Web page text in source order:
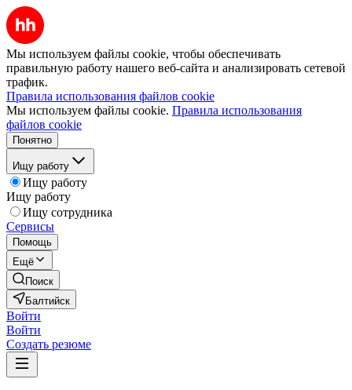
Мы используем файлы cookie, чтобы обеспечивать
правильную работу нашего веб-сайта и анализировать сетевой
трафик.
Правила использования файлов cookie
Мы используем файлы cookie. Правила использования
файлов cookie
Понятно
Ищу работу
Ищу работу
Ищу работу
Ищу сотрудника
Сервисы
Помощь
Ещё
Поиск
Балтийск
Войти
Войти
Создать резюме